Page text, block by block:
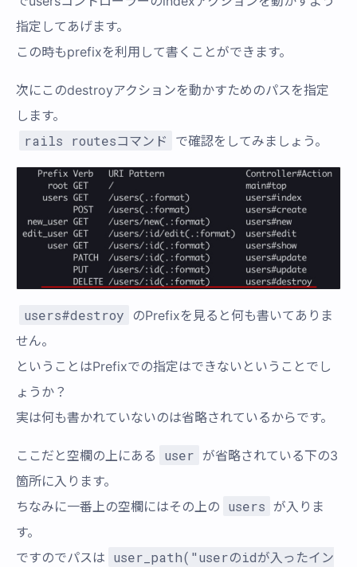
指定してあげます。
この時もprefixを利用して書くことができます。
次にこのdestroyアクションを動かすためのパスを指定
します。
rails routesコマンド で確認をしてみましょう。
users#destroy
のPrefixを見ると何も書いてありま
せん。
ということはPrefixでの指定はできないということでし
ょうか？
実は何も書かれていないのは省略されているからです。
ここだと空欄の上にある user が省略されている下の3
箇所に入ります。
ちなみに一番上の空欄にはその上の users が入りま
す。
ですのでパスは user_path("userのidが入ったイン